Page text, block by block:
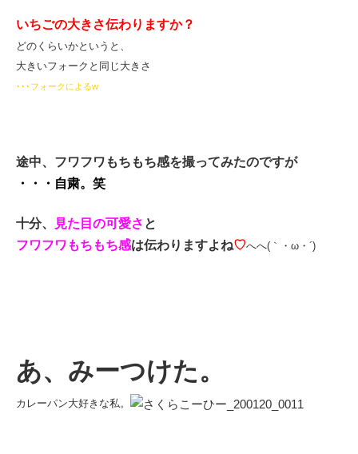
いちごの大きさ伝わりますか？
どのくらいかというと、
大きいフォークと同じ大きさ
･･･フォークによるw
途中、フワフワもちもち感を撮ってみたのですが
・・・自粛。笑
十分、 見た目の可愛さ と
フワフワもちもち感は伝わりますよね♡へへ(｀・ω・´)
あ、みーつけた。
カレーパン大好きな私。